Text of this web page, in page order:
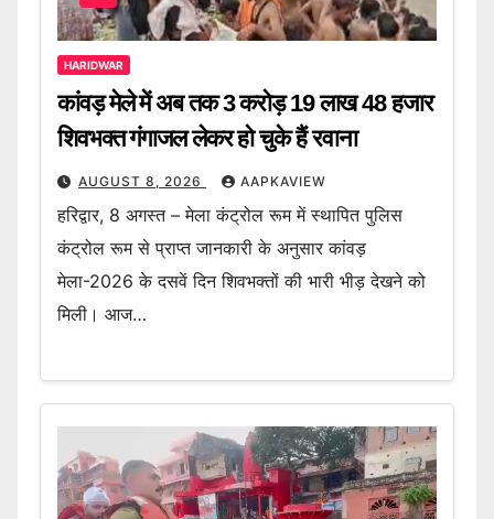
HARIDWAR
कांवड़ मेले में अब तक 3 करोड़ 19 लाख 48 हजार
शिवभक्त गंगाजल लेकर हो चुके हैं रवाना
AUGUST 8, 2026 AAPKAVIEW
हरिद्वार, 8 अगस्त – मेला कंट्रोल रूम में स्थापित पुलिस
कंट्रोल रूम से प्राप्त जानकारी के अनुसार कांवड़
मेला-2026 के दसवें दिन शिवभक्तों की भारी भीड़ देखने को
मिली। आज…